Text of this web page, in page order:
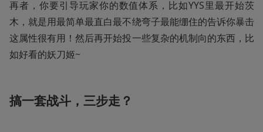
再者，你要引导玩家你的数值体系，比如YYS里最开始茨
木，就是用最简单最直白最不绕弯子最能绷住的告诉你暴击
这属性很有用！然后再开始投一些复杂的机制向的东西，比
如好看的妖刀姬~
搞一套战斗，三步走？